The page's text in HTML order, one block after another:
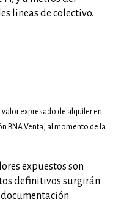
lineas de colectivo.
expresado de alquiler en
BNA Venta, al momento de la
expuestos son
definitivos surgirán